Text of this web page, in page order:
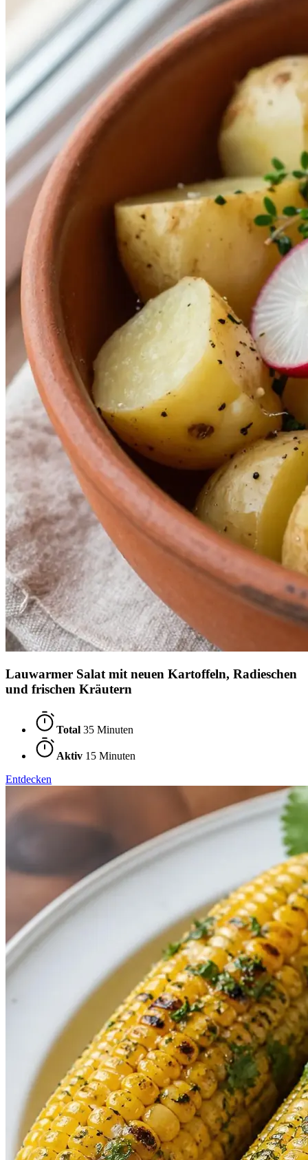
Lauwarmer Salat mit neuen Kartoffeln, Radieschen
und frischen Kräutern
Total 35 Minuten
Aktiv 15 Minuten
Entdecken